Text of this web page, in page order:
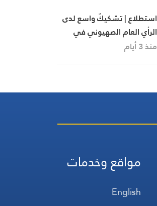
استطلاع | تشكيكٌ واسع لدى
الرأي العام الصهيوني في
نتائج حملة عسكرية أخرى ضد
منذ 3 أيام
مواقع وخدمات
English